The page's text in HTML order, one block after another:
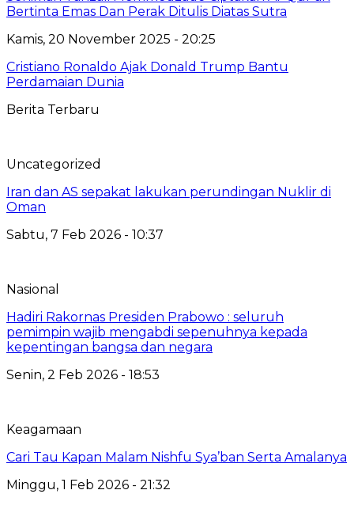
Bertinta Emas Dan Perak Ditulis Diatas Sutra
Kamis, 20 November 2025 - 20:25
Cristiano Ronaldo Ajak Donald Trump Bantu
Perdamaian Dunia
Berita Terbaru
Uncategorized
Iran dan AS sepakat lakukan perundingan Nuklir di
Oman
Sabtu, 7 Feb 2026 - 10:37
Nasional
Hadiri Rakornas Presiden Prabowo : seluruh
pemimpin wajib mengabdi sepenuhnya kepada
kepentingan bangsa dan negara
Senin, 2 Feb 2026 - 18:53
Keagamaan
Cari Tau Kapan Malam Nishfu Sya’ban Serta Amalanya
Minggu, 1 Feb 2026 - 21:32